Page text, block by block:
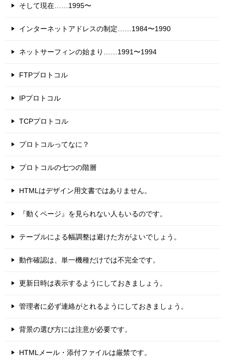
そして現在……1995〜
インターネットアドレスの制定……1984〜1990
ネットサーフィンの始まり……1991〜1994
FTPプロトコル
IPプロトコル
TCPプロトコル
プロトコルってなに？
プロトコルの七つの階層
HTMLはデザイン用文書ではありません。
『動くページ』を見られない人もいるのです。
テーブルによる幅調整は避けた方がよいでしょう。
動作確認は、単一機種だけでは不完全です。
更新日時は表示するようにしておきましょう。
管理者に必ず連絡がとれるようにしておきましょう。
背景の選び方には注意が必要です。
HTMLメール・添付ファイルは厳禁です。